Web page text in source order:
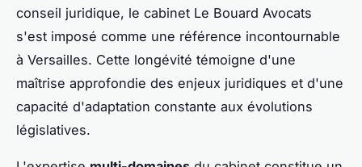
conseil juridique, le cabinet Le Bouard Avocats
s'est imposé comme une référence incontournable
à Versailles. Cette longévité témoigne d'une
maîtrise approfondie des enjeux juridiques et d'une
capacité d'adaptation constante aux évolutions
législatives.